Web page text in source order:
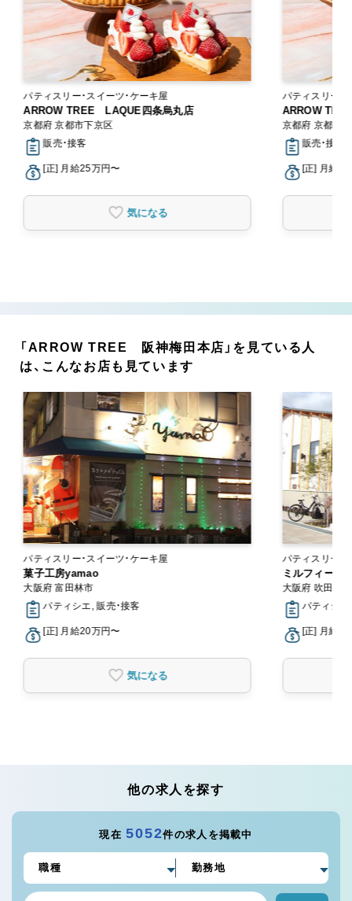
パティスリー・スイーツ・ケーキ屋
ARROW TREE LAQUE四条烏丸店
京都府 京都市下京区
販売・接客
[正] 月給25万円〜
気になる
パティスリー・
ARROW
京都府 京都市
販売・接客
[正] 月給
「ARROW TREE 阪神梅田本店」を見ている人
は、こんなお店も見ています
パティスリー・スイーツ・ケーキ屋
菓子工房yamao
大阪府 富田林市
パティシエ, 販売・接客
[正] 月給20万円〜
気になる
パティスリー・
ミルフィーユ（
大阪府 吹田市
パティシエ
[正] 月給
他の求人を探す
現在5052件の求人を掲載中